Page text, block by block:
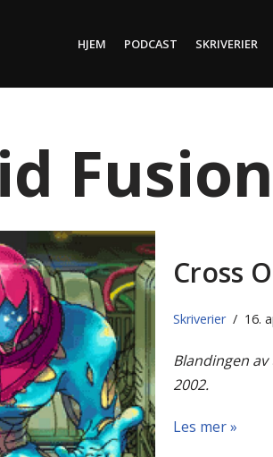
HJEM PODCAST SKRIVERIER
Fusion
Cross
Skriverier 16.
Blandingen
2002.
Les mer »